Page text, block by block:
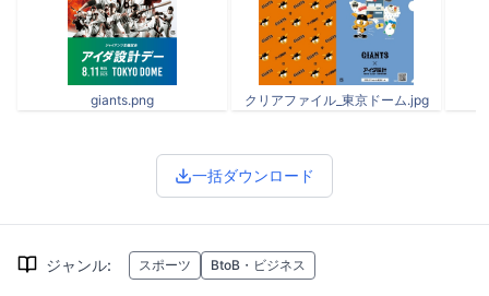
giants.png クリアファイル_東京ドーム.jpg
一括ダウンロード
ジャンル: スポーツ BtoB・ビジネス